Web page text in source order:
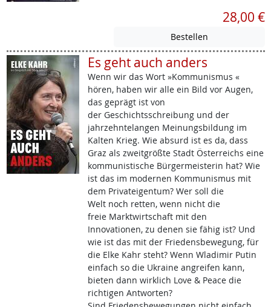
28,00 €
Es geht auch anders
Wenn wir das Wort »Kommunismus «
hören, haben wir alle ein Bild vor Augen,
das geprägt ist von
der Geschichtsschreibung und der
jahrzehntelangen Meinungsbildung im
Kalten Krieg. Wie absurd ist es da, dass
Graz als zweitgrößte Stadt Österreichs eine
kommunistische Bürgermeisterin hat? Wie
ist das im modernen Kommunismus mit
dem Privateigentum? Wer soll die
Welt noch retten, wenn nicht die
freie Marktwirtschaft mit den
Innovationen, zu denen sie fähig ist? Und
wie ist das mit der Friedensbewegung, für
die Elke Kahr steht? Wenn Wladimir Putin
einfach so die Ukraine angreifen kann,
bieten dann wirklich Love & Peace die
richtigen Antworten?